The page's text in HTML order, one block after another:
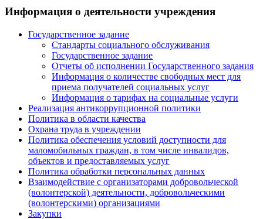
Информация о деятельности учреждения
Государственное задание
Стандарты социального обслуживания
Государственное задание
Отчеты об исполнении Государственного задания
Информация о количестве свободных мест для
приема получателей социальных услуг
Информация о тарифах на социальные услуги
Реализация антикоррупционной политики
Политика в области качества
Охрана труда в учреждении
Политика обеспечения условий доступности для
маломобильных граждан, в том числе инвалидов,
объектов и предоставляемых услуг
Политика обработки персональных данных
Взаимодействие с организаторами добровольческой
(волонтерской) деятельности, добровольческими
(волонтерскими) организациями
Закупки